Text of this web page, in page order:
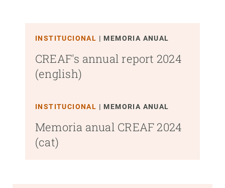
INSTITUCIONAL MEMORIA ANUAL
CREAF's annual report 2024
(english)
INSTITUCIONAL MEMORIA ANUAL
Memoria anual CREAF 2024
(cat)